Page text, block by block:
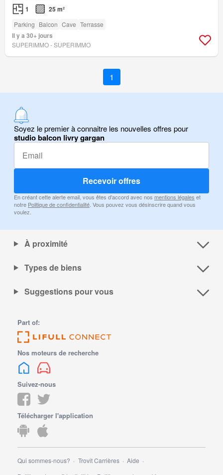
1 25 m²
Parking Balcon Cave Terrasse
Il y a 30+ jours
SUPERIMMO - SUPERIMMO
1
Soyez le premier à connaitre les nouvelles offres pour
studio balcon livry gargan
Recevoir offres
En créant cette alerte email, vous êtes d'accord avec nos mentions légales et
notre Politique de confidentialité . Vous pouvez vous désinscrire quand vous
voulez.
À proximité
Types de biens
Suggestions pour vous
Part of:
Nos moteurs de recherche
Suivez-nous
Télécharger l'application
Qui sommes-nous? Trovit Carrières
Aide